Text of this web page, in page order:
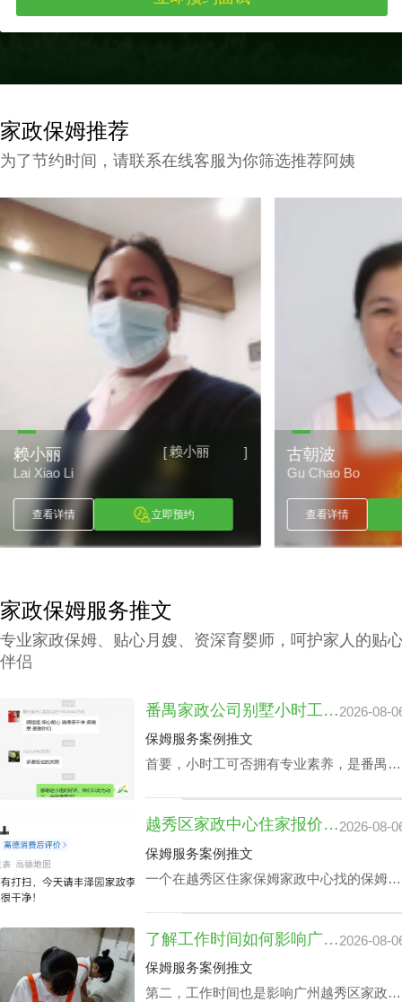
家政保姆推荐
为了节约时间，请联系在线客服为你筛选推荐阿姨
[ 赖小丽 ]
赖小丽
Lai Xiao Li
查看详情 立即预约
古朝波
Gu Chao Bo
查看详情
家政保姆服务推文
专业家政保姆、贴心月嫂、资深育婴师，呵护家人的贴
伴侣
番禺家政公司别墅小时工收费会因雇主要求而变动？2026-08-
保姆服务案例推文
首要，小时工可否拥有专业素养，是番禺家
孩子做作业等，这类小时工技能与番禺家政
公司别墅小时工收费都是紧密依赖的。
越秀区家政中心住家报价揭晓：影响因素及如何选择最佳服务2026-08-
保姆服务案例推文
一个在越秀区住家保姆家政中心找的保姆对
衣、准备饭菜、洗碗等家庭杂务，还可以抚
恤老人及家长接送，让志存高远的人专心致
志工作，那越秀区家政中心住家报价该如何
了解工作时间如何影响广州越秀区家政中心查询电话价格表及服务质量2026-08-
保姆服务案例推文
第二，工作时间也是影响广州越秀区家政中